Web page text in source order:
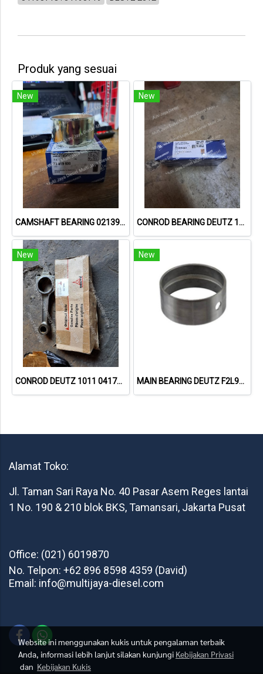
Produk yang sesuai
New
CAMSHAFT BEARING 02139737 73419600 // DEUTZ 912
New
CONROD BEARING DEUTZ 1015 79319600 02931410
New
CONROD DEUTZ 1011 04178994
New
MAIN BEARING DEUTZ F2L912
Alamat Toko:
Jl. Taman Sari Raya No. 40 Pasar Asem Reges lantai
1 No. 190 & 210 blok BKS, Tamansari, Jakarta Pusat
Office: (021) 6019870
No. Telpon: +62 896 8598 4359 (David)
Email: info@multijaya-diesel.com
Website ini menggunakan kukis untuk pengalaman terbaik
Anda, informasi lebih lanjut silakan kunjungi Kebijakan Privasi
dan Kebijakan Kukis